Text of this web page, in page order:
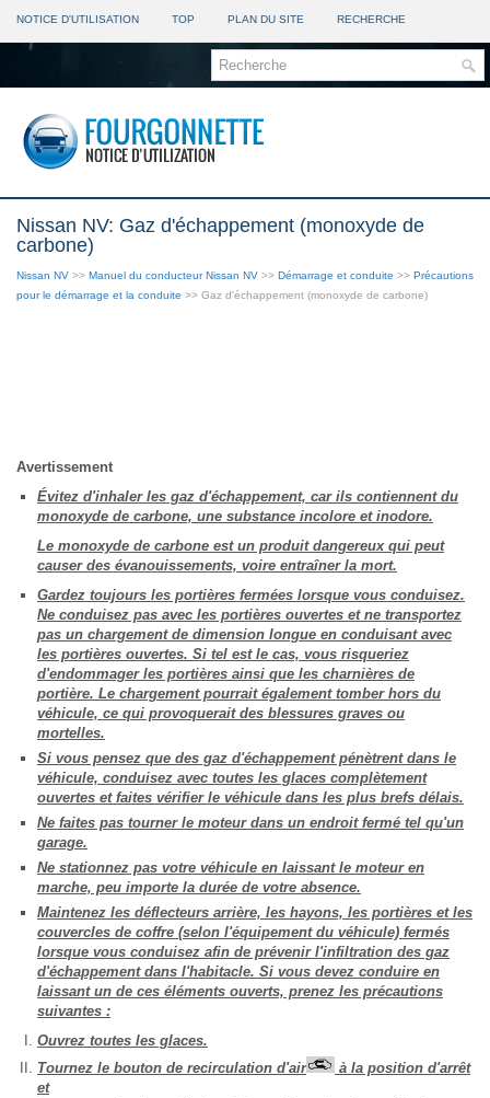
NOTICE D'UTILISATION TOP PLAN DU SITE RECHERCHE
Nissan NV: Gaz d'échappement (monoxyde de
carbone)
Nissan NV >> Manuel du conducteur Nissan NV >> Démarrage et conduite >> Précautions
pour le démarrage et la conduite >> Gaz d'échappement (monoxyde de carbone)
Avertissement
Évitez d'inhaler les gaz d'échappement, car ils contiennent du
monoxyde de carbone, une substance incolore et inodore.
Le monoxyde de carbone est un produit dangereux qui peut
causer des évanouissements, voire entraîner la mort.
Gardez toujours les portières fermées lorsque vous conduisez.
Ne conduisez pas avec les portières ouvertes et ne transportez
pas un chargement de dimension longue en conduisant avec
les portières ouvertes. Si tel est le cas, vous risqueriez
d'endommager les portières ainsi que les charnières de
portière. Le chargement pourrait également tomber hors du
véhicule, ce qui provoquerait des blessures graves ou
mortelles.
Si vous pensez que des gaz d'échappement pénètrent dans le
véhicule, conduisez avec toutes les glaces complètement
ouvertes et faites vérifier le véhicule dans les plus brefs délais.
Ne faites pas tourner le moteur dans un endroit fermé tel qu'un
garage.
Ne stationnez pas votre véhicule en laissant le moteur en
marche, peu importe la durée de votre absence.
Maintenez les déflecteurs arrière, les hayons, les portières et les
couvercles de coffre (selon l'équipement du véhicule) fermés
lorsque vous conduisez afin de prévenir l'infiltration des gaz
d'échappement dans l'habitacle. Si vous devez conduire en
laissant un de ces éléments ouverts, prenez les précautions
suivantes :
Ouvrez toutes les glaces.
Tournez le bouton de recirculation d'air
à la position d'arrêt
et